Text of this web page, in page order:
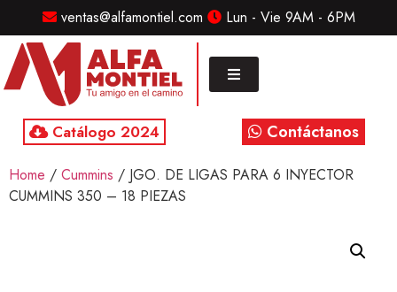
ventas@alfamontiel.com Lun - Vie 9AM - 6PM
Catálogo 2024 Contáctanos
MENU
Home
Marcas
Refaccionarias
Diesel
Home / Cummins / JGO. DE LIGAS PARA 6 INYECTOR
CUMMINS 350 – 18 PIEZAS